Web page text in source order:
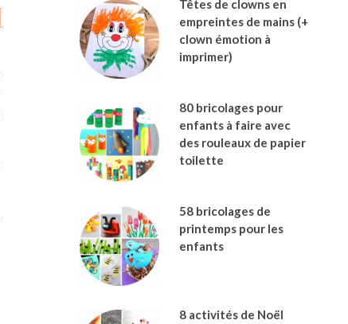
Têtes de clowns en
empreintes de mains (+
clown émotion à
imprimer)
80 bricolages pour
enfants à faire avec
des rouleaux de papier
toilette
58 bricolages de
printemps pour les
enfants
8 activités de Noël